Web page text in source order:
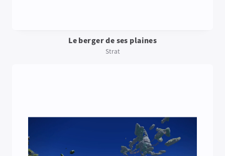
Le berger de ses plaines
Strat